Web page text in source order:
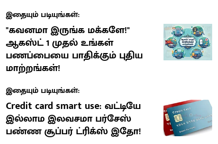
இதையும் படியுங்கள்:
"கவனமா இருங்க மக்களே!"
ஆகஸ்ட் 1 முதல் உங்கள்
பணப்பையை பாதிக்கும் புதிய
மாற்றங்கள்!
இதையும் படியுங்கள்:
Credit card smart use: வட்டியே
இல்லாம இலவசமா பர்சேஸ்
பண்ண சூப்பர் ட்ரிக்ஸ் இதோ!